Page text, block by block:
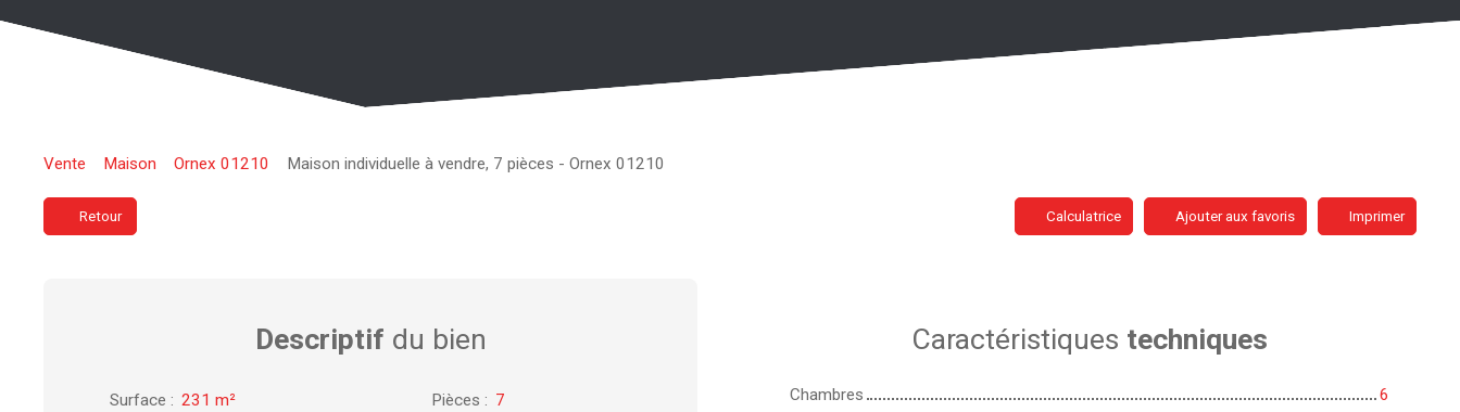
Vente Maison Ornex 01210 Maison individuelle à vendre, 7 pièces - Ornex 01210
Retour Calculatrice Ajouter aux favoris Imprimer
Descriptif du bien
Surface : 231 m² Pièces : 7
Caractéristiques techniques
Chambres
6